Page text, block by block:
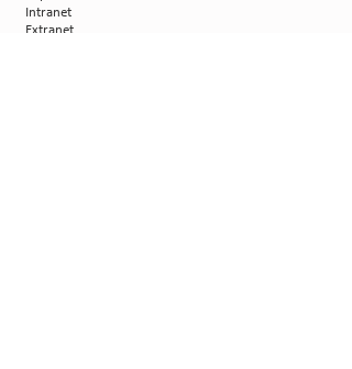
Intranet
Extranet